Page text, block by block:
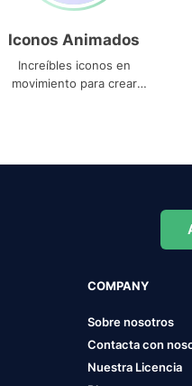
Iconos Animados
Increíbles iconos en
movimiento para crear
COMPANY
Sobre nosotros
Contacta con
Nuestra Licencia